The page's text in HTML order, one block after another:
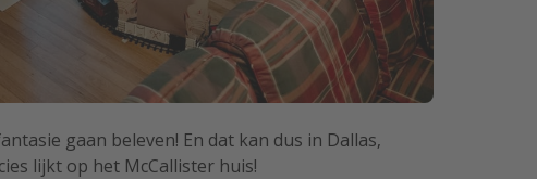
gaan beleven! En dat kan dus in Dallas,
lijkt op het McCallister huis!